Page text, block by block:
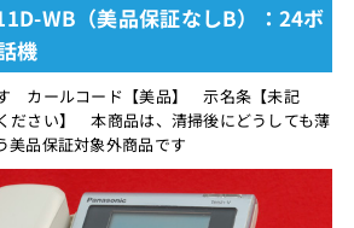
WB（美品保証なしB）：24ボ
機
カールコード【美品】 示名条【未記
い】 本商品は、清掃後にどうしても薄
美品保証対象外商品です